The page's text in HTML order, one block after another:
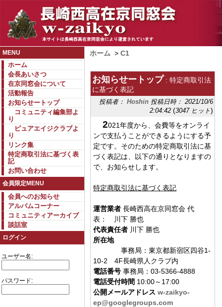
MENU
ホーム
会長あいさつ
在京同窓会について
活動報告
お知らせートップ
コミュニティ編集部よ
り
ピュアエイジクラブよ
り
リンク集
特定商取引法に基づく表
記
お問い合わせ
会員限定MENU
会員へのお知らせ
アルバムコーナー
コミュニティアーカイブ
談話室
ログイン
ユーザー名:
パスワード:
ホーム > C1
お知らせートップ : 特定商取引法
に基づく表記
投稿者： Hoshin 投稿日時： 2021/10/6
2:04:42 (3047 ヒット)
2021年度から、会費等をオンライ
ンで支払うことができるようにする予
定です。そのための特定商取引法に基
づく表記は、以下の通りとなりますの
で、お知らせします。
特定商取引法に基づく表記
運営業者 長崎西高在京同窓会 代
表： 川下 勝也
代表責任者 川下 勝也
所在地
事務局：東京都新宿区四谷1-
10-2 4F長崎県人クラブ内
電話番号 事務局：03-5366-4888
電話受付時間 10:00～17:00
公開メールアドレス w-zaikyo-
ep@googlegroups.com